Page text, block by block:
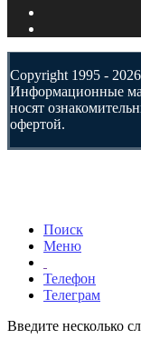
Copyright 1995 -
Информационные
носят
офертой.
Поиск
Меню
Телефон
Телеграм
Введите несколько